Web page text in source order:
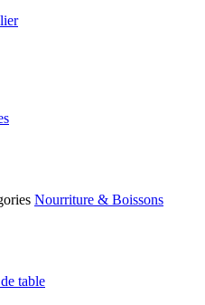
Nourriture & Boissons
table